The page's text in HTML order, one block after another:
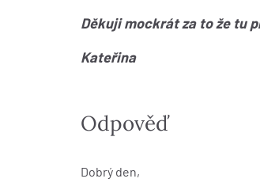
Děkuji mockrát za to že tu
Kateřina
Odpověď
Dobrý den,